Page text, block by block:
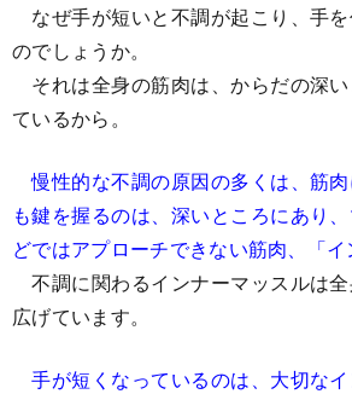
なぜ手が短いと不調が起こり、手
のでしょうか。
それは全身の筋肉は、からだの深
ているから。
慢性的な不調の原因の多くは、筋
も鍵を握るのは、深いところにあり
どではアプローチできない筋肉、「イ
不調に関わるインナーマッスルは
広げています。
手が短くなっているのは、大切な